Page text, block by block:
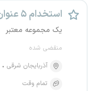
استخدام ۵ عنوان شغلی
یک مجموعه معتبر
منقضی شده
آذربایجان شرقی
تمام وقت